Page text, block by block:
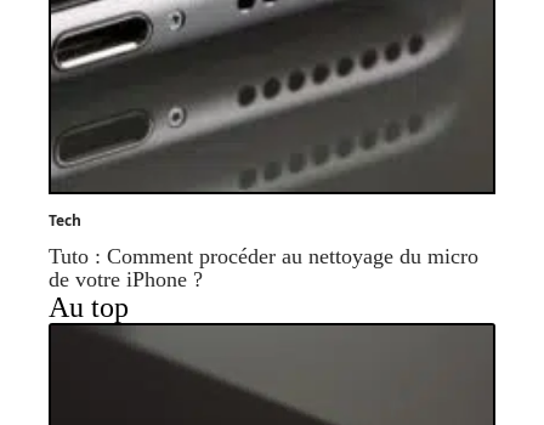
Tech
Tuto : Comment procéder au nettoyage du micro
de votre iPhone ?
Au top